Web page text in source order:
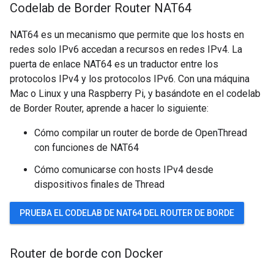
Codelab de Border Router NAT64
NAT64 es un mecanismo que permite que los hosts en
redes solo IPv6 accedan a recursos en redes IPv4. La
puerta de enlace NAT64 es un traductor entre los
protocolos IPv4 y los protocolos IPv6. Con una máquina
Mac o Linux y una Raspberry Pi, y basándote en el codelab
de Border Router, aprende a hacer lo siguiente:
Cómo compilar un router de borde de OpenThread
con funciones de NAT64
Cómo comunicarse con hosts IPv4 desde
dispositivos finales de Thread
PRUEBA EL CODELAB DE NAT64 DEL ROUTER DE BORDE
Router de borde con Docker